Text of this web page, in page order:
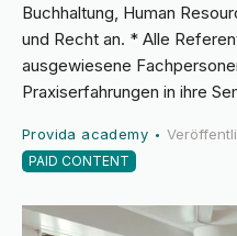
Buchhaltung, Human
und Recht an. * Alle
ausgewiesene
Praxiserfahrungen in ihre
Provida academy •
PAID CONTENT